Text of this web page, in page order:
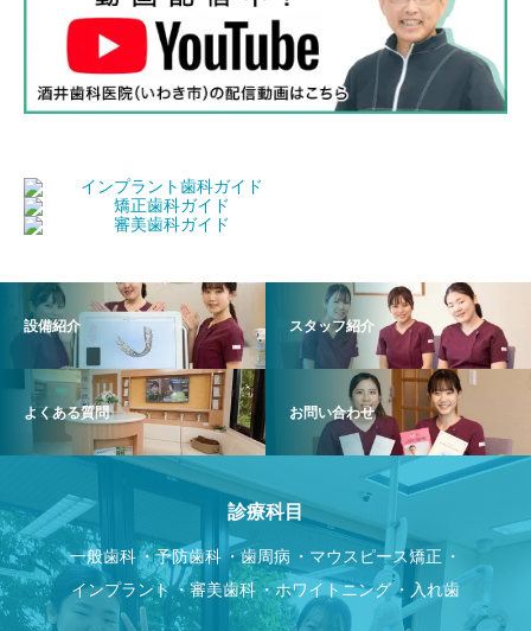
設備紹介 スタッフ紹介
よくある質問 お問い合わせ
診療科目
一般歯科 予防歯科 歯周病
マウスピース矯正
インプラント
審美歯科 ホワイトニング 入れ歯